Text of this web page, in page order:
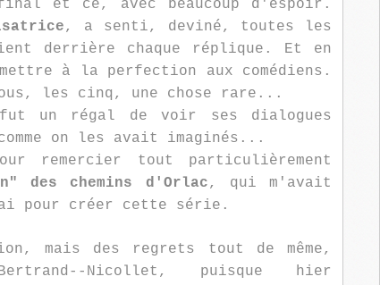
et ce, avec beaucoup d'espoir.
, a senti, deviné, toutes les
derrière chaque réplique. Et en
à la perfection aux comédiens.
les cinq, une chose rare...
un régal de voir ses dialogues
on les avait imaginés...
remercier tout particulièrement
des chemins d'Orlac, qui m'avait
pour créer cette série.
mais des regrets tout de même,
Nicollet, puisque hier